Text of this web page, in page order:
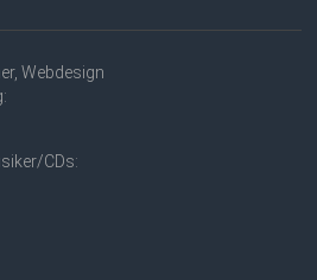
Webdesign
CDs: